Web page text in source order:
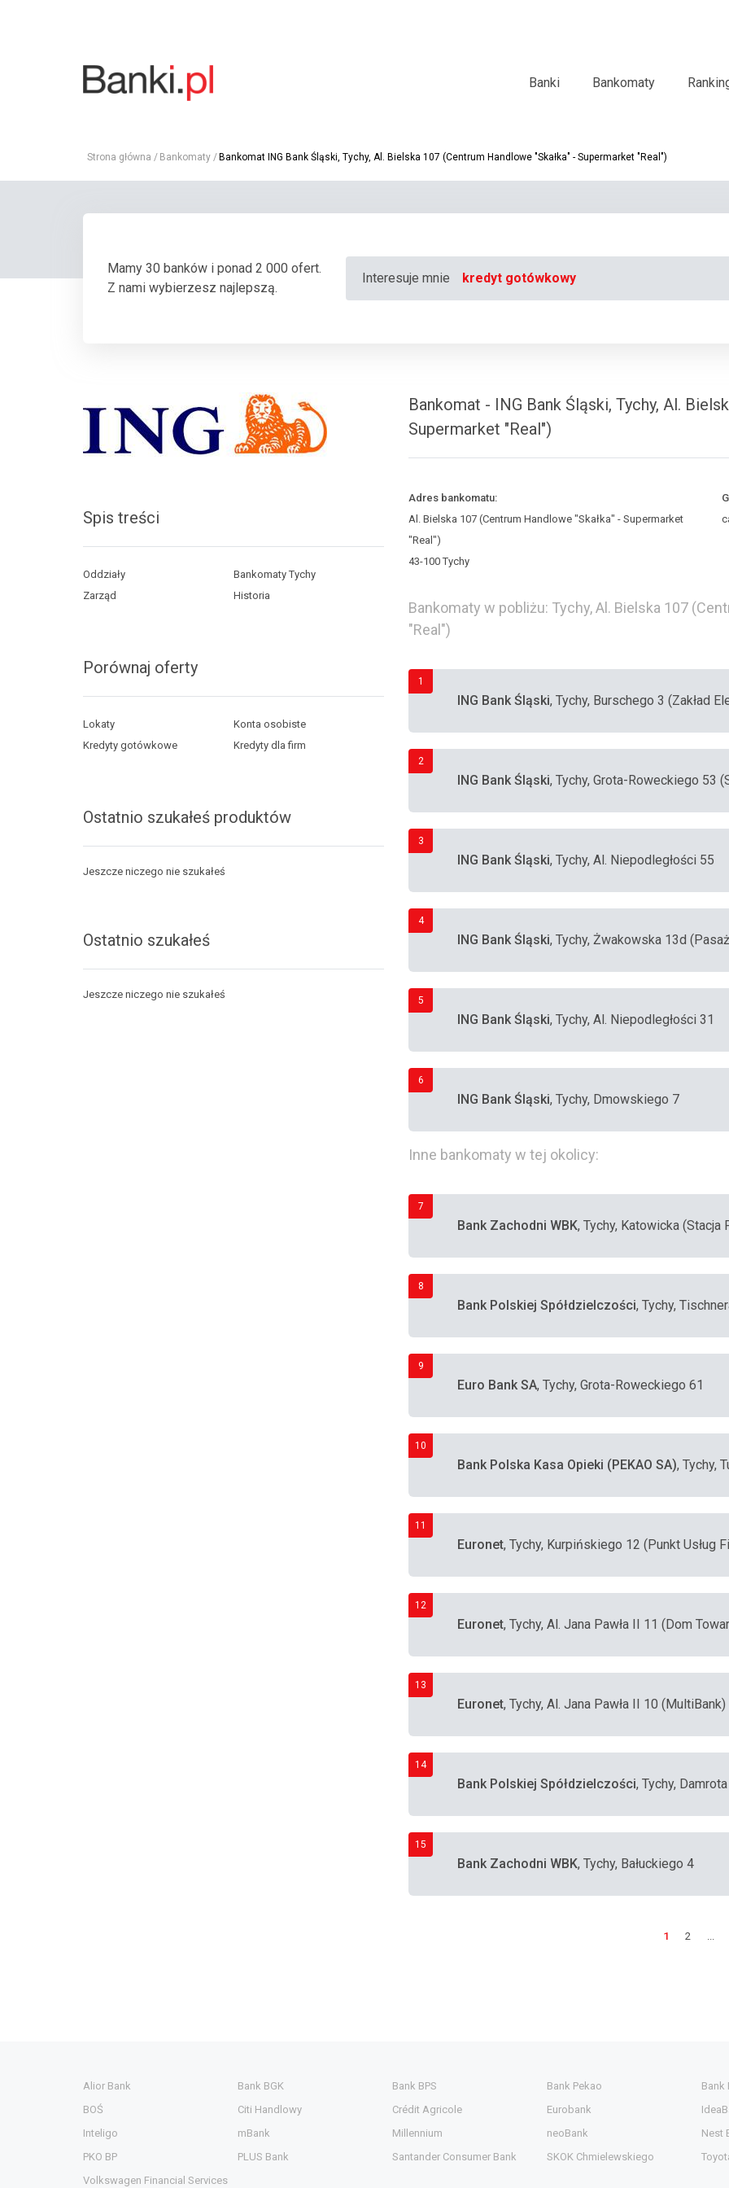
Banki Bankomaty
Strona główna Bankomaty Bankomat ING Bank Śląski, Tychy, Al. Bielska 107 (Centrum Handlowe "Skałka" - Supermarket "Real")
Mamy 30 banków i ponad 2 000 ofert.
Z nami wybierzesz najlepszą.
Interesuje mnie kredyt gotówkowy
Spis treści
Oddziały
Bankomaty Tychy
Zarząd
Historia
Porównaj oferty
Lokaty
Konta osobiste
Kredyty gotówkowe
Kredyty dla firm
Ostatnio szukałeś produktów
Jeszcze niczego nie szukałeś
Ostatnio szukałeś
Jeszcze niczego nie szukałeś
Bankomat - ING Bank Śląski, Tychy, Al.
Supermarket "Real")
Adres bankomatu:
Al. Bielska 107 (Centrum Handlowe "Skałka" - Supermarket
"Real")
43-100 Tychy
Bankomaty w pobliżu: Tychy, Al. Bielska 107
"Real")
1
ING Bank Śląski, Tychy, Burschego 3 (Zakład
2
ING Bank Śląski, Tychy, Grota-Roweckiego 53
3
ING Bank Śląski, Tychy, Al. Niepodległości 55
4
ING Bank Śląski, Tychy, Żwakowska 13d
5
ING Bank Śląski, Tychy, Al. Niepodległości 31
6
ING Bank Śląski, Tychy, Dmowskiego 7
Inne bankomaty w tej okolicy:
7
Bank Zachodni WBK, Tychy, Katowicka (Stacja
8
Bank Polskiej Spółdzielczości, Tychy,
9
Euro Bank SA, Tychy, Grota-Roweckiego 61
10
Bank Polska Kasa Opieki (PEKAO SA), Tychy,
11
Euronet, Tychy, Kurpińskiego 12 (Punkt Usług
12
Euronet, Tychy, Al. Jana Pawła II 11 (Dom
13
Euronet, Tychy, Al. Jana Pawła II 10 (MultiBank)
14
Bank Polskiej Spółdzielczości, Tychy,
15
Bank Zachodni WBK, Tychy, Bałuckiego 4
1 2 ...
Alior Bank Bank BGK Bank BPS Bank Pekao Bank
BOŚ
Citi Handlowy Crédit Agricole Eurobank
Inteligo
mBank Millennium neoBank Nest
PKO BP
PLUS Bank Santander Consumer Bank SKOK Chmielewskiego
Volkswagen Financial Services